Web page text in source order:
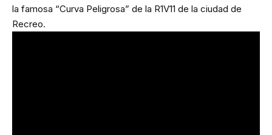
la famosa “Curva Peligrosa” de la R1V11 de la ciudad de
Recreo.